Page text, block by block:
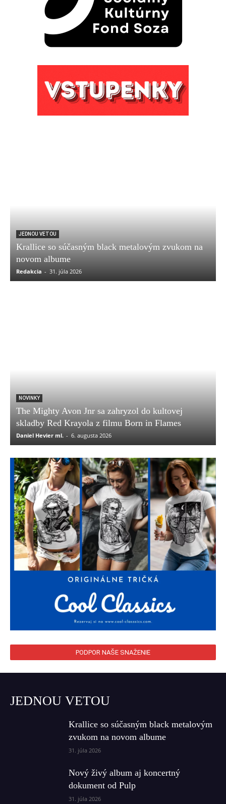
JEDNOU VETOU
Krallice so súčasným black metalovým zvukom na
novom albume
Redakcia - 31. júla 2026
NOVINKY
The Mighty Avon Jnr sa zahryzol do kultovej
skladby Red Krayola z filmu Born in Flames
Daniel Hevier ml. - 6. augusta 2026
PODPOR NAŠE SNAŽENIE
JEDNOU VETOU
Krallice so súčasným black metalovým
zvukom na novom albume
31. júla 2026
Nový živý album aj koncertný
dokument od Pulp
31. júla 2026